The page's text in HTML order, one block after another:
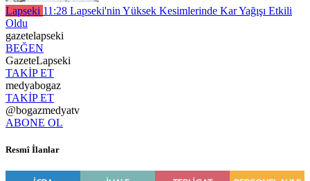
Lapseki 11:28 Lapseki'nin Yüksek Kesimlerinde Kar Yağışı Etkili
Oldu
gazetelapseki
BEĞEN
GazeteLapseki
TAKİP ET
medyabogaz
TAKİP ET
@bogazmedyatv
ABONE OL
Resmî İlanlar